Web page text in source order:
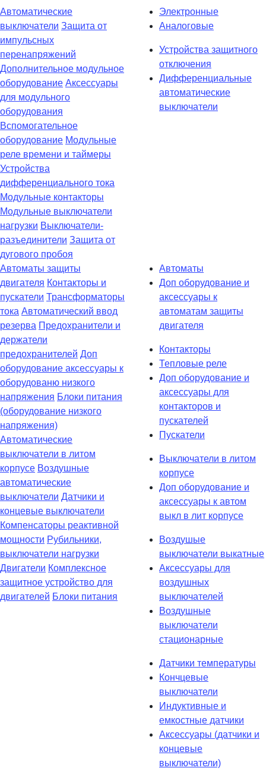
Автоматические
выключатели Защита от
импульсных
перенапряжений
Дополнительное модульное
оборудование Аксессуары
для модульного
оборудования
Вспомогательное
оборудование Модульные
реле времени и таймеры
Устройства
дифференциального тока
Модульные контакторы
Модульные выключатели
нагрузки Выключатели-
разъединители Защита от
дугового пробоя
Электронные
Аналоговые
Устройства защитного
отключения
Дифференциальные
автоматические
выключатели
Автоматы защиты
двигателя Контакторы и
пускатели Трансформаторы
тока Автоматический ввод
резерва Предохранители и
держатели
предохранителей Доп
оборудование аксессуары к
оборудованю низкого
напряжения Блоки питания
(оборудование низкого
напряжения)
Автоматические
выключатели в литом
корпусе Воздушные
автоматические
выключатели Датчики и
концевые выключатели
Компенсаторы реактивной
мощности Рубильники,
выключатели нагрузки
Двигатели Комплексное
защитное устройство для
двигателей Блоки питания
Автоматы
Доп оборудование и
аксессуары к
автоматам защиты
двигателя
Контакторы
Тепловые реле
Доп оборудование и
аксессуары для
контакторов и
пускателей
Пускатели
Выключатели в литом
корпусе
Доп оборудование и
аксессуары к автом
выкл в лит корпусе
Воздушые
выключатели выкатные
Аксессуары для
воздушных
выключателей
Воздушные
выключатели
стационарные
Датчики температуры
Кончцевые
выключатели
Индуктивные и
емкостные датчики
Аксессуары (датчики и
концевые
выключатели)